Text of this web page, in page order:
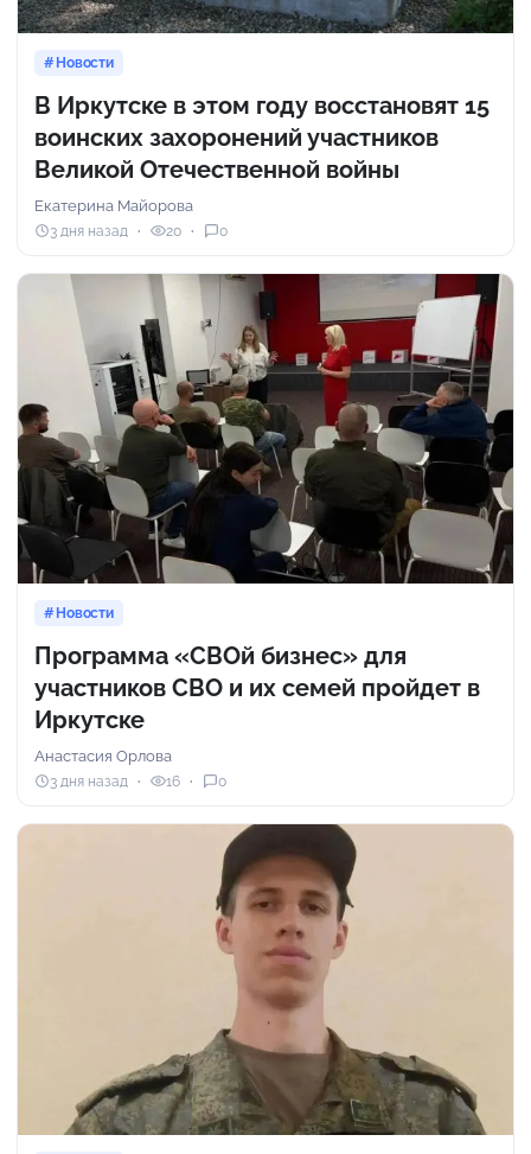
Новости
В Иркутске в этом году восстановят 15
воинских захоронений участников
Великой Отечественной войны
Екатерина Майорова
3 дня назад 20 0
Новости
Программа «СВОй бизнес» для
участников СВО и их семей пройдет в
Иркутске
Анастасия Орлова
3 дня назад 16 0